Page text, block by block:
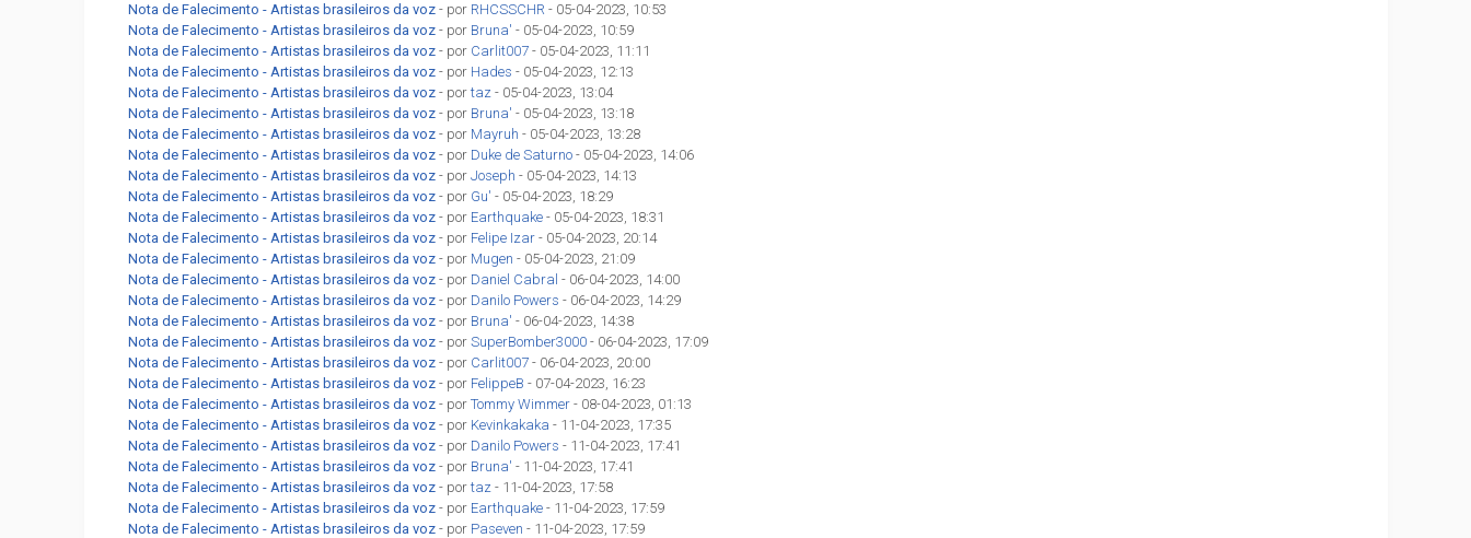
Nota de Falecimento - Artistas brasileiros da voz - por RHCSSCHR - 05-04-2023, 10:53
Nota de Falecimento - Artistas brasileiros da voz - por Bruna' - 05-04-2023, 10:59
Nota de Falecimento - Artistas brasileiros da voz - por Carlit007 - 05-04-2023, 11:11
Nota de Falecimento - Artistas brasileiros da voz - por Hades - 05-04-2023, 12:13
Nota de Falecimento - Artistas brasileiros da voz - portaz - 05-04-2023, 13:04
Nota de Falecimento - Artistas brasileiros da voz - por Bruna' - 05-04-2023, 13:18
Nota de Falecimento - Artistas brasileiros da voz - por Mayruh - 05-04-2023, 13:28
Nota de Falecimento - Artistas brasileiros da voz - por Duke de Saturno - 05-04-2023, 14:06
Nota de Falecimento - Artistas brasileiros da voz - porJoseph - 05-04-2023, 14:13
Nota de Falecimento - Artistas brasileiros da voz - por Gu' - 05-04-2023, 18:29
Nota de Falecimento - Artistas brasileiros da voz - por Earthquake - 05-04-2023, 18:31
Nota de Falecimento - Artistas brasileiros da voz - por Felipe Izar - 05-04-2023, 20:14
Nota de Falecimento - Artistas brasileiros da voz - por Mugen - 05-04-2023, 21:09
Nota de Falecimento - Artistas brasileiros da voz - por Daniel Cabral - 06-04-2023, 14:00
Nota de Falecimento - Artistas brasileiros da voz - por Danilo Powers - 06-04-2023, 14:29
Nota de Falecimento - Artistas brasileiros da voz - por Bruna' - 06-04-2023, 14:38
Nota de Falecimento - Artistas brasileiros da voz - porSuperBomber3000 - 06-04-2023, 17:09
Nota de Falecimento - Artistas brasileiros da voz - por Carlit007 - 06-04-2023, 20:00
Nota de Falecimento - Artistas brasileiros da voz - por FelippeB - 07-04-2023, 16:23
Nota de Falecimento - Artistas brasileiros da voz - porTommy Wimmer - 08-04-2023, 01:13
Nota de Falecimento - Artistas brasileiros da voz - por Kevinkakaka - 11-04-2023, 17:35
Nota de Falecimento - Artistas brasileiros da voz - por Danilo Powers - 11-04-2023, 17:41
Nota de Falecimento - Artistas brasileiros da voz - por Bruna' - 11-04-2023, 17:41
Nota de Falecimento - Artistas brasileiros da voz - portaz - 11-04-2023, 17:58
Nota de Falecimento - Artistas brasileiros da voz - por Earthquake - 11-04-2023, 17:59
Nota de Falecimento - Artistas brasileiros da voz - por Paseven - 11-04-2023, 17:59